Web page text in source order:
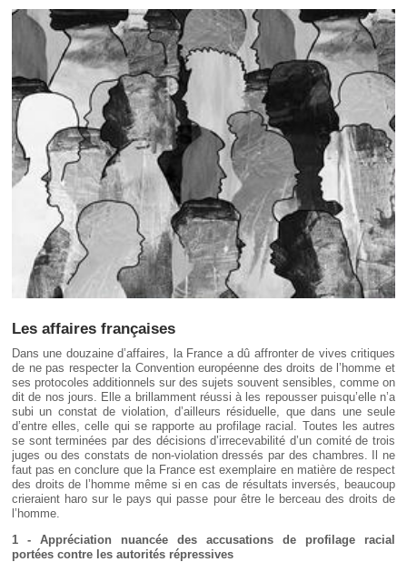
Les affaires françaises
Dans une douzaine d’affaires, la France a dû affronter de vives critiques
de ne pas respecter la Convention européenne des droits de l’homme et
ses protocoles additionnels sur des sujets souvent sensibles, comme on
dit de nos jours. Elle a brillamment réussi à les repousser puisqu’elle n’a
subi un constat de violation, d’ailleurs résiduelle, que dans une seule
d’entre elles, celle qui se rapporte au profilage racial. Toutes les autres
se sont terminées par des décisions d’irrecevabilité d’un comité de trois
juges ou des constats de non-violation dressés par des chambres. Il ne
faut pas en conclure que la France est exemplaire en matière de respect
des droits de l’homme même si en cas de résultats inversés, beaucoup
crieraient haro sur le pays qui passe pour être le berceau des droits de
l’homme.
1 - Appréciation nuancée des accusations de profilage racial
portées contre les autorités répressives